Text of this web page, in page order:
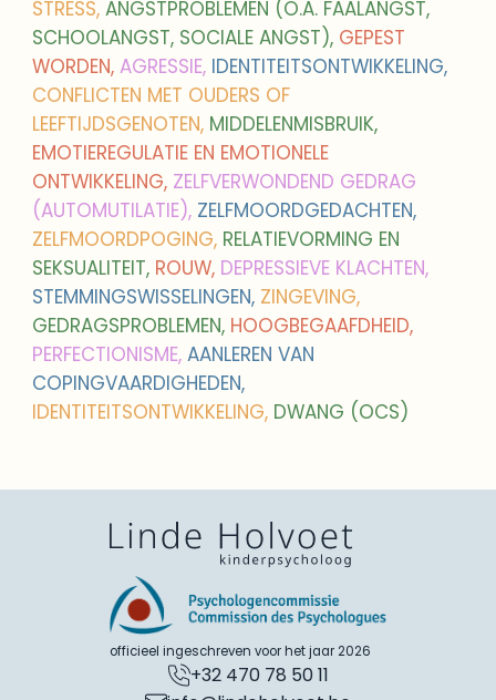
STRESS, ANGSTPROBLEMEN (O.A. FAALANGST,
SCHOOLANGST, SOCIALE ANGST), GEPEST
WORDEN, AGRESSIE, IDENTITEITSONTWIKKELING,
CONFLICTEN MET OUDERS OF
LEEFTIJDSGENOTEN, MIDDELENMISBRUIK,
EMOTIEREGULATIE EN EMOTIONELE
ONTWIKKELING, ZELFVERWONDEND GEDRAG
(AUTOMUTILATIE), ZELFMOORDGEDACHTEN,
ZELFMOORDPOGING, RELATIEVORMING EN
SEKSUALITEIT, ROUW, DEPRESSIEVE KLACHTEN,
STEMMINGSWISSELINGEN, ZINGEVING,
GEDRAGSPROBLEMEN, HOOGBEGAAFDHEID,
PERFECTIONISME, AANLEREN VAN
COPINGVAARDIGHEDEN,
IDENTITEITSONTWIKKELING, DWANG (OCS)
officieel ingeschreven voor het jaar 2026
+32 470 78 50 11